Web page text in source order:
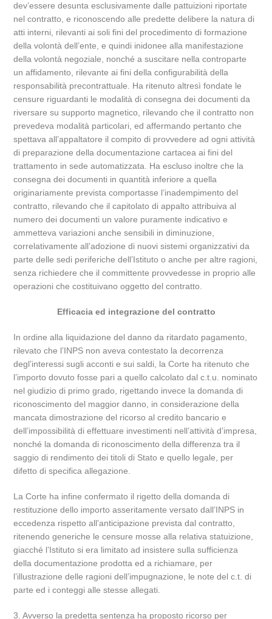
dev’essere desunta esclusivamente dalle pattuizioni riportate
nel contratto, e riconoscendo alle predette delibere la natura di
atti interni, rilevanti ai soli fini del procedimento di formazione
della volontà dell’ente, e quindi inidonee alla manifestazione
della volontà negoziale, nonché a suscitare nella controparte
un affidamento, rilevante ai fini della configurabilità della
responsabilità precontrattuale. Ha ritenuto altresì fondate le
censure riguardanti le modalità di consegna dei documenti da
riversare su supporto magnetico, rilevando che il contratto non
prevedeva modalità particolari, ed affermando pertanto che
spettava all’appaltatore il compito di provvedere ad ogni attività
di preparazione della documentazione cartacea ai fini del
trattamento in sede automatizzata. Ha escluso inoltre che la
consegna dei documenti in quantità inferiore a quella
originariamente prevista comportasse l’inadempimento del
contratto, rilevando che il capitolato di appalto attribuiva al
numero dei documenti un valore puramente indicativo e
ammetteva variazioni anche sensibili in diminuzione,
correlativamente all’adozione di nuovi sistemi organizzativi da
parte delle sedi periferiche dell’Istituto o anche per altre ragioni,
senza richiedere che il committente provvedesse in proprio alle
operazioni che costituivano oggetto del contratto.
Efficacia ed integrazione del contratto
In ordine alla liquidazione del danno da ritardato pagamento,
rilevato che l’INPS non aveva contestato la decorrenza
degl’interessi sugli acconti e sui saldi, la Corte ha ritenuto che
l’importo dovuto fosse pari a quello calcolato dal c.t.u. nominato
nel giudizio di primo grado, rigettando invece la domanda di
riconoscimento del maggior danno, in considerazione della
mancata dimostrazione del ricorso al credito bancario e
dell’impossibilità di effettuare investimenti nell’attività d’impresa,
nonché la domanda di riconoscimento della differenza tra il
saggio di rendimento dei titoli di Stato e quello legale, per
difetto di specifica allegazione.
La Corte ha infine confermato il rigetto della domanda di
restituzione dello importo asseritamente versato dall’INPS in
eccedenza rispetto all’anticipazione prevista dal contratto,
ritenendo generiche le censure mosse alla relativa statuizione,
giacché l’Istituto si era limitato ad insistere sulla sufficienza
della documentazione prodotta ed a richiamare, per
l’illustrazione delle ragioni dell’impugnazione, le note del c.t. di
parte ed i conteggi alle stesse allegati.
3. Avverso la predetta sentenza ha proposto ricorso per